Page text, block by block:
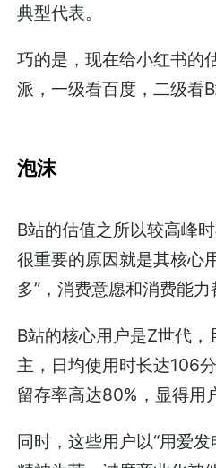
典型代表。
巧的是，现在给小红书的
派，一级看百度，二级看B
泡沫
B站的估值之所以较高峰
很重要的原因就是其核心
多”，消费意愿和消费能力
B站的核心用户是Z世代
主，日均使用时长达106
留存率高达80%，显得用
同时，这些用户以“用爱发